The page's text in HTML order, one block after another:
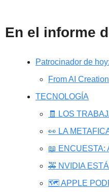
En el informe
Patrocinador de hoy:
From AI
TECNOLOGÍA
🧾 LOS
👀 LA
📖 ENCUESTA:
🚕 NVIDIA
🗺️ APPLE